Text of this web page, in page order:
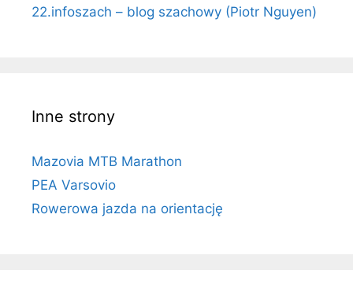
22.infoszach – blog szachowy (Piotr Nguyen)
Inne strony
Mazovia MTB Marathon
PEA Varsovio
Rowerowa jazda na orientację